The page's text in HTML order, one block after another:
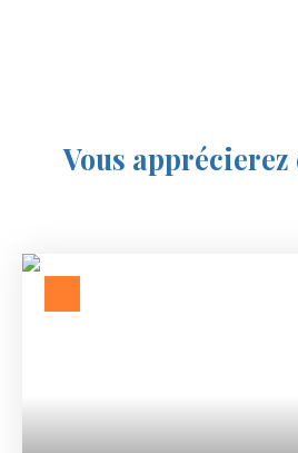
Vous apprécierez